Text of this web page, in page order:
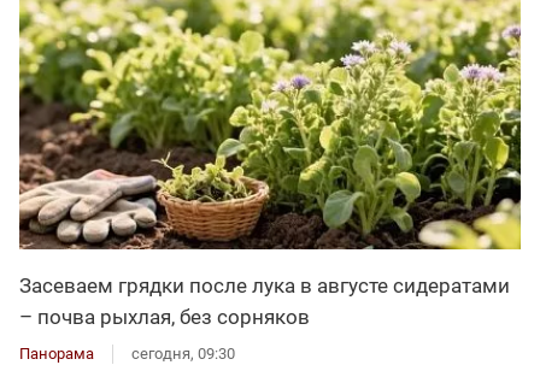
Засеваем грядки после лука в августе сидератами
– почва рыхлая, без сорняков
Панорама сегодня, 09:30